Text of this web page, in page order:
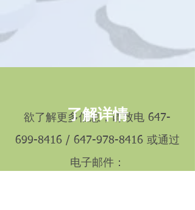
欲了解更多信息，请致电 647-
699-8416/ 647-978-8416或通过
电子邮件：
了解详情